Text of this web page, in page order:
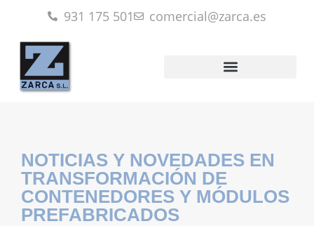
931 175 501 comercial@zarca.es
NOTICIAS Y NOVEDADES EN
TRANSFORMACIÓN DE
CONTENEDORES Y MÓDULOS
PREFABRICADOS